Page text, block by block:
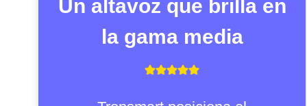
Un altavoz que brilla en
la gama media